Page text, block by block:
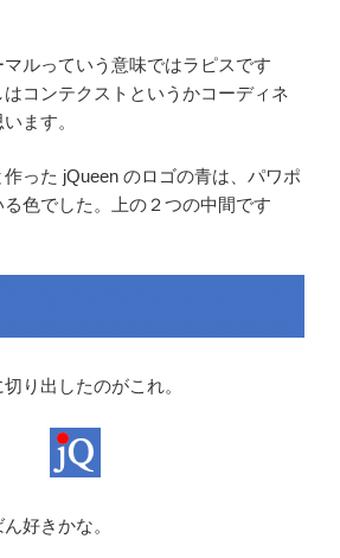
ルっていう意味ではラピスです
コンテクストというかコーディネ
ます。
った jQueen のロゴの青は、パワポ
色でした。上の２つの中間です
り出したのがこれ。
好きかな。